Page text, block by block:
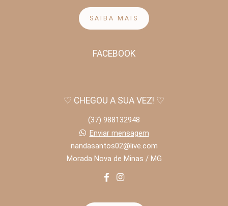
SAIBA MAIS
FACEBOOK
♡ CHEGOU A SUA VEZ! ♡
(37) 988132948
Enviar mensagem
nandasantos02@live.com
Morada Nova de Minas / MG